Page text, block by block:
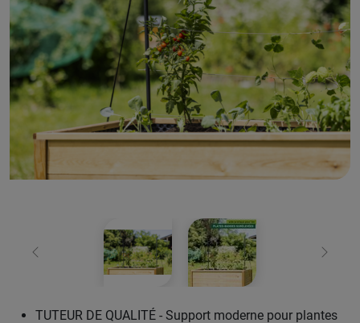
retour
TUTEUR DE QUALITÉ - Support moderne pour plantes